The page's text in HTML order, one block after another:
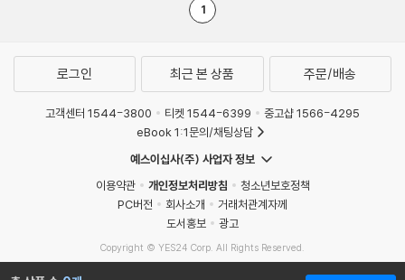
1
로그인 최근 본 상품 주문/배송
고객센터 1544-3800 티켓 1544-6399
중고샵 1566-4295
eBook 1:1문의/채팅상담
예스이십사(주) 사업자 정보
이용약관
개인정보처리방침
청소년보호정책
PC버전
회사소개
거래처관계자께
도서홍보
광고
Copyright © YES24 Corp. All Rights Reserved.
MATOM5